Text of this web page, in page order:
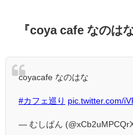
『coya cafe なのはな
coyacafe なのはな
#カフェ巡り pic.twitter.com/
— むしぱん